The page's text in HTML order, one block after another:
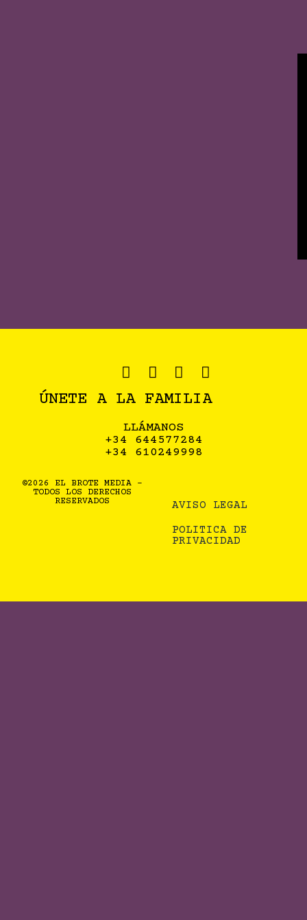
ÚNETE A LA FAMILIA
LLÁMANOS
+34 644577284
+34 610249998
©2026 EL BROTE MEDIA -
TODOS LOS DERECHOS
RESERVADOS
AVISO LEGAL
POLITICA DE
PRIVACIDAD